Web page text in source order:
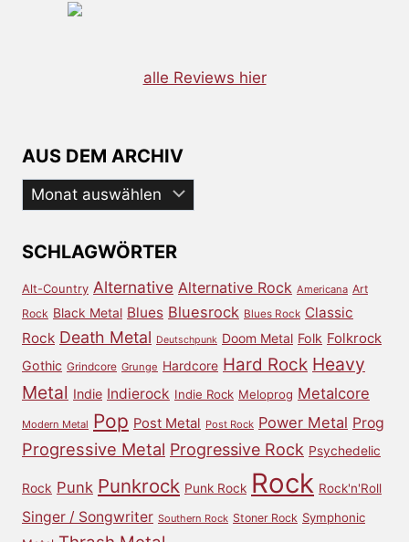
alle Reviews hier
AUS DEM ARCHIV
Aus
dem
SCHLAGWÖRTER
Alt-Country Alternative Alternative Rock Americana Art
Rock Black Metal Blues Bluesrock Blues Rock Classic
Rock Death Metal Deutschpunk Doom Metal Folk Folkrock
Gothic Grindcore Grunge Hardcore Hard Rock Heavy
Metal Indie Indierock Indie Rock Meloprog Metalcore
Modern Metal Pop Post Metal Post Rock Power Metal Prog
Progressive Metal Progressive Rock Psychedelic
Rock Punk Punkrock Punk Rock Rock Rock'n'Roll
Singer / Songwriter Southern Rock Stoner Rock Symphonic